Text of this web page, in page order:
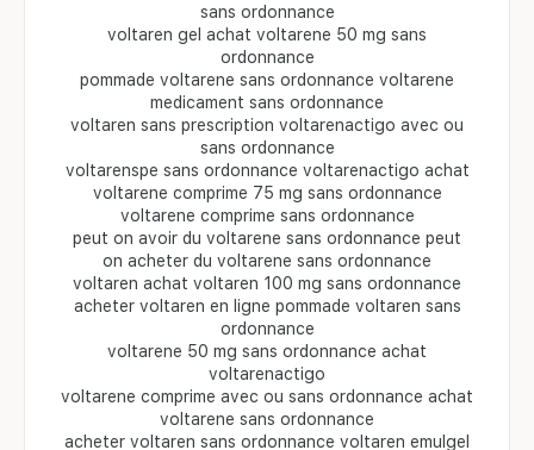
sans ordonnance
voltaren gel achat voltarene 50 mg sans
ordonnance
pommade voltarene sans ordonnance voltarene
medicament sans ordonnance
voltaren sans prescription voltarenactigo avec ou
sans ordonnance
voltarenspe sans ordonnance voltarenactigo achat
voltarene comprime 75 mg sans ordonnance
voltarene comprime sans ordonnance
peut on avoir du voltarene sans ordonnance peut
on acheter du voltarene sans ordonnance
voltaren achat voltaren 100 mg sans ordonnance
acheter voltaren en ligne pommade voltaren sans
ordonnance
voltarene 50 mg sans ordonnance achat
voltarenactigo
voltarene comprime avec ou sans ordonnance achat
voltarene sans ordonnance
acheter voltaren sans ordonnance voltaren emulgel